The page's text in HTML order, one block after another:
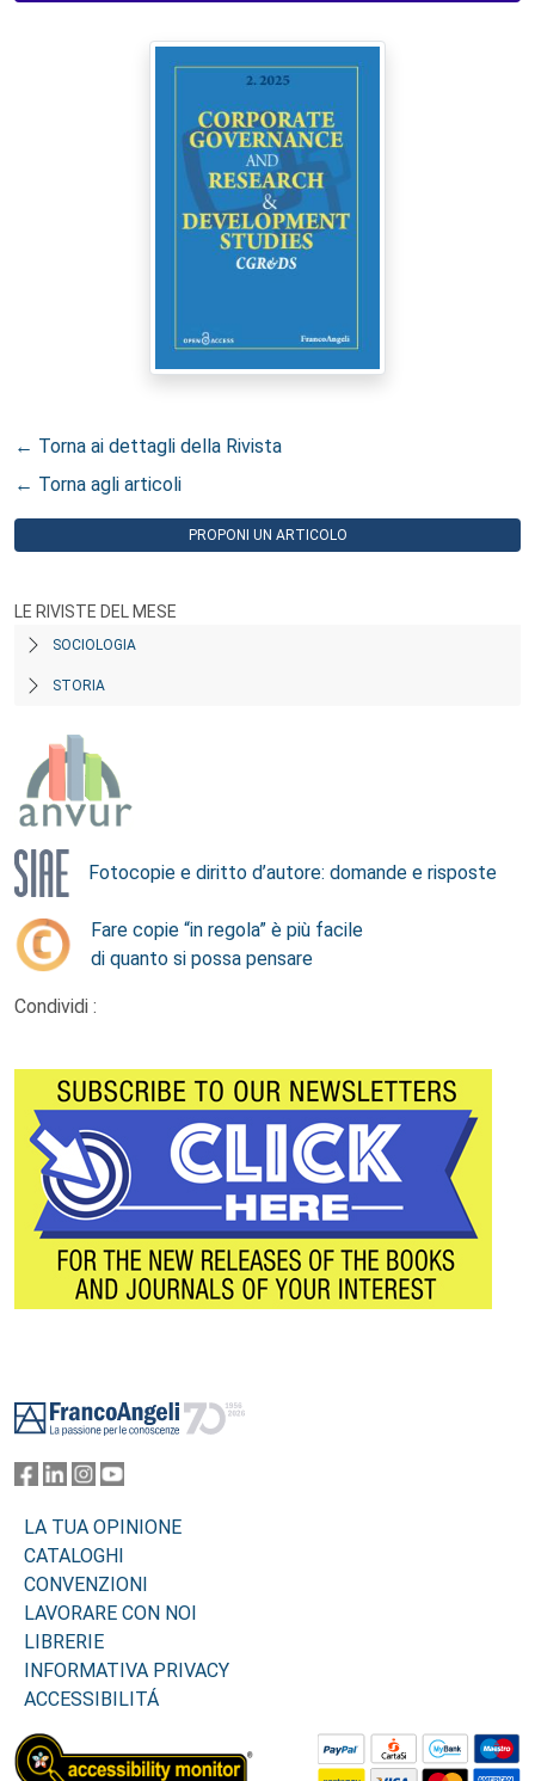
← Torna ai dettagli della Rivista
← Torna agli articoli
PROPONI UN ARTICOLO
LE RIVISTE DEL MESE
SOCIOLOGIA
STORIA
Fotocopie e diritto d’autore: domande e risposte
Fare copie “in regola” è più facile
di quanto si possa pensare
Condividi :
LA TUA OPINIONE
CATALOGHI
CONVENZIONI
LAVORARE CON NOI
LIBRERIE
INFORMATIVA PRIVACY
ACCESSIBILITÁ